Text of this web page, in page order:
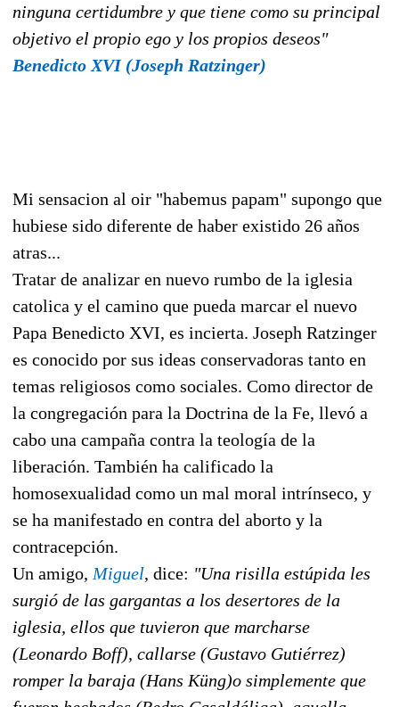
ninguna certidumbre y que tiene como su principal
objetivo el propio ego y los propios deseos"
Benedicto XVI (Joseph Ratzinger)
Mi sensacion al oir "habemus papam" supongo que
hubiese sido diferente de haber existido 26 años
atras...
Tratar de analizar en nuevo rumbo de la iglesia
catolica y el camino que pueda marcar el nuevo
Papa Benedicto XVI, es incierta. Joseph Ratzinger
es conocido por sus ideas conservadoras tanto en
temas religiosos como sociales. Como director de
la congregación para la Doctrina de la Fe, llevó a
cabo una campaña contra la teología de la
liberación. También ha calificado la
homosexualidad como un mal moral intrínseco, y
se ha manifestado en contra del aborto y la
contracepción.
Un amigo, Miguel, dice: "Una risilla estúpida les
surgió de las gargantas a los desertores de la
iglesia, ellos que tuvieron que marcharse
(Leonardo Boff), callarse (Gustavo Gutiérrez)
romper la baraja (Hans Küng)o simplemente que